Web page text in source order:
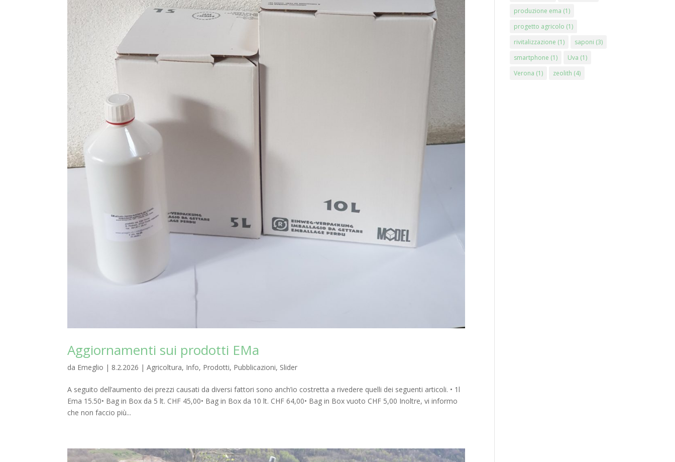
Aggiornamenti sui prodotti EMa
da Emeglio | 8.2.2026 |Agricoltura, Info, Prodotti, Pubblicazioni, Slider
A seguito dell’aumento dei prezzi causati da diversi fattori sono anch’io costretta a rivedere quelli dei seguenti articoli. • 1l
Ema 15.50• Bag in Box da 5 lt. CHF 45,00• Bag in Box da 10 lt. CHF 64,00• Bag in Box vuoto CHF 5,00 Inoltre, vi informo
che non faccio più...
produzione ema (1)
progetto agricolo (1)
rivitalizzazione (1) saponi (3)
smartphone (1) Uva (1)
Verona (1) zeolith (4)